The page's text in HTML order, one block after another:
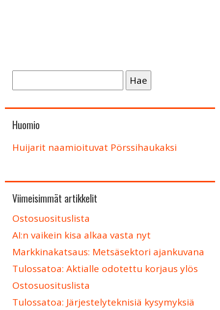
Huomio
Huijarit naamioituvat Pörssihaukaksi
Viimeisimmät artikkelit
Ostosuosituslista
AI:n vaikein kisa alkaa vasta nyt
Markkinakatsaus: Metsäsektori ajankuvana
Tulossatoa: Aktialle odotettu korjaus ylös
Ostosuosituslista
Tulossatoa: Järjestelyteknisiä kysymyksiä